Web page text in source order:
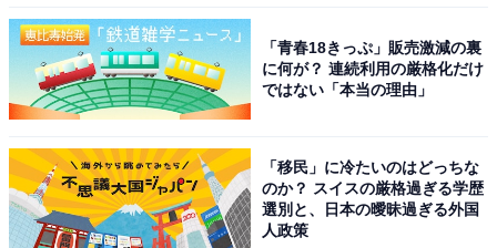
いテーブルや、消しゴムかすが出るようなデスクに置い
ても邪魔にならないサイズ感です。
「青春18きっぷ」販売激減の裏
に何が？ 連続利用の厳格化だけ
ではない「本当の理由」
「移民」に冷たいのはどっちな
のか？ スイスの厳格過ぎる学歴
選別と、日本の曖昧過ぎる外国
人政策